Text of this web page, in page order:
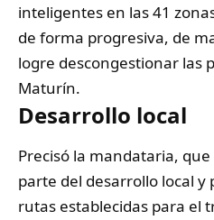
inteligentes en las 41
de forma progresiva, de
logre descongestionar las
Maturín.
Desarrollo local
Precisó la mandataria,
parte del desarrollo local y
rutas establecidas para el